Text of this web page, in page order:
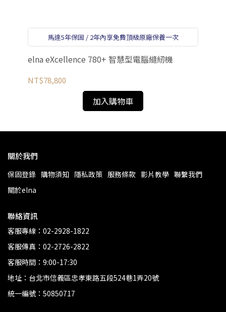
馬達5年保固 / 2年內享免費頂級原廠保養一次
elna eXcellence 780+ 智慧型電腦縫紉機
NT$78,800
加入購物車
關於我們
保固登錄 購物須知 隱私政策 服務條款 影片教學 聯繫我們
關於elna
聯絡資訊
客服專線：02-2928-1822
客服傳真：02-2726-2822
客服時間：9:00-17:30
地址：台北市信義區忠孝東路五段524巷1弄20號
統一編號：50850717